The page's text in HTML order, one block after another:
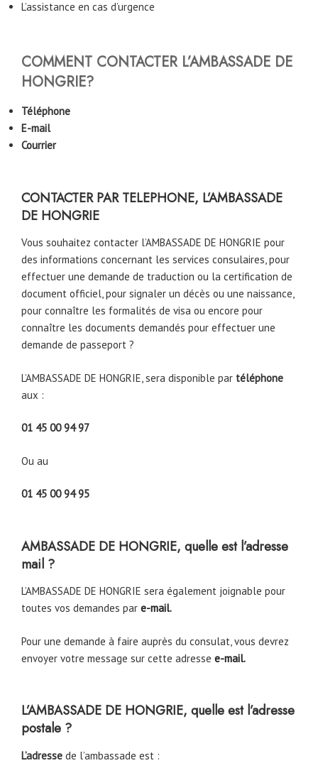
L’assistance en cas d’urgence
COMMENT CONTACTER L’AMBASSADE DE
HONGRIE?
Téléphone
E-mail
Courrier
CONTACTER PAR TELEPHONE, L’AMBASSADE
DE HONGRIE
Vous souhaitez contacter l’AMBASSADE DE HONGRIE pour
des informations concernant les services consulaires, pour
effectuer une demande de traduction ou la certification de
document officiel, pour signaler un décès ou une naissance,
pour connaître les formalités de visa ou encore pour
connaître les documents demandés pour effectuer une
demande de passeport ?
L’AMBASSADE DE HONGRIE, sera disponible par téléphone
aux :
01 45 00 94 97
Ou au
01 45 00 94 95
AMBASSADE DE HONGRIE, quelle est l’adresse
mail ?
L’AMBASSADE DE HONGRIE sera également joignable pour
toutes vos demandes par e-mail.
Pour une demande à faire auprès du consulat, vous devrez
envoyer votre message sur cette adresse e-mail.
L’AMBASSADE DE HONGRIE, quelle est l’adresse
postale ?
L’adresse de l’ambassade est :